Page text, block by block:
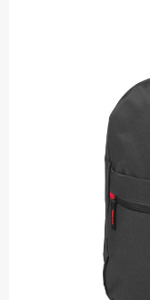
Verpakkingen